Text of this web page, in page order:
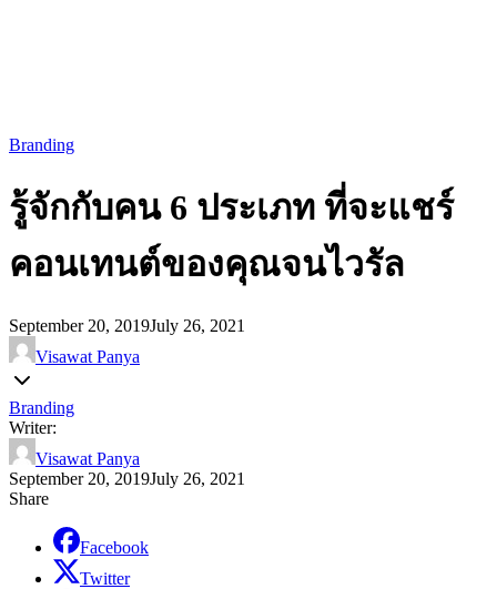
Branding
รู้จักกับคน 6 ประเภท ที่จะแชร์
คอนเทนต์ของคุณจนไวรัล
September 20, 2019July 26, 2021
Visawat Panya
Branding
Writer:
Visawat Panya
September 20, 2019July 26, 2021
Share
Facebook
Twitter